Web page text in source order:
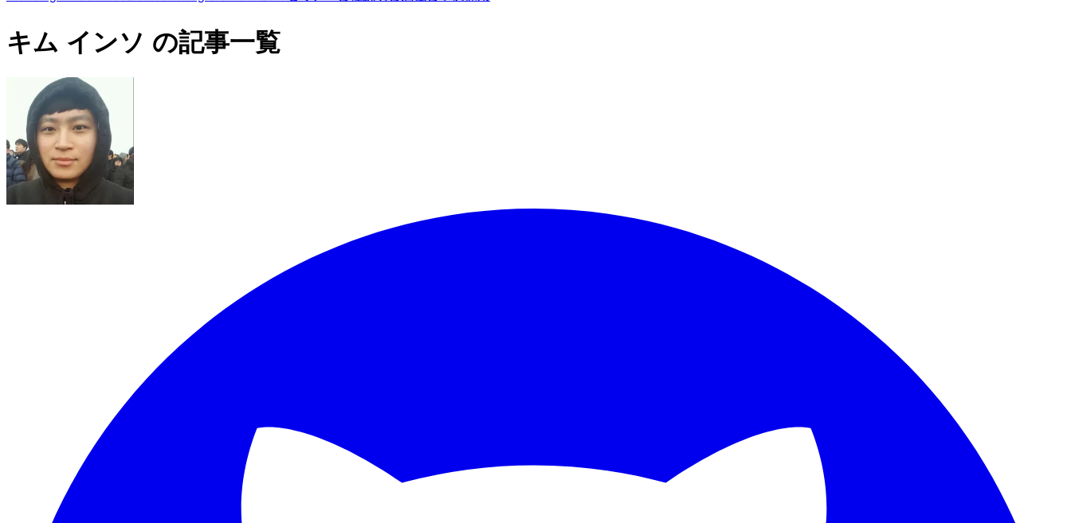
キム インソ の記事一覧